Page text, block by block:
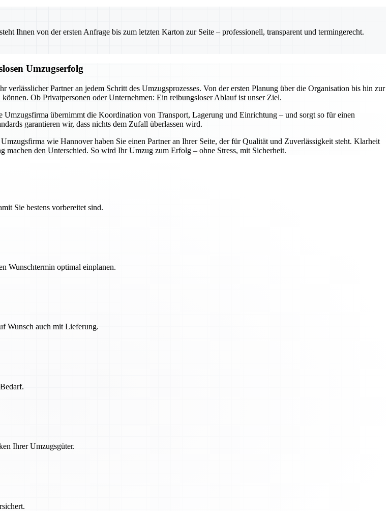
Ihnen von der ersten Anfrage bis zum letzten Karton zur Seite – professionell, transparent und termingerecht.
Umzugserfolg
Partner an jedem Schritt des Umzugsprozesses. Von der ersten Planung über die Organisation bis hin zur
Ob Privatpersonen oder Unternehmen: Ein reibungsloser Ablauf ist unser Ziel.
übernimmt die Koordination von Transport, Lagerung und Einrichtung – und sorgt so für einen
garantieren wir, dass nichts dem Zufall überlassen wird.
wie Hannover haben Sie einen Partner an Ihrer Seite, der für Qualität und Zuverlässigkeit steht. Klarheit
den Unterschied. So wird Ihr Umzug zum Erfolg – ohne Stress, mit Sicherheit.
Sie bestens vorbereitet sind.
Wunschtermin optimal einplanen.
Wunsch auch mit Lieferung.
Ihrer Umzugsgüter.